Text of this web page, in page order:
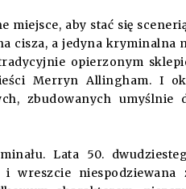
miejsce, aby stać się
cisza, a jedyna kryminalna
opierzonym
Merryn Allingham. I
zbudowanych umyślnie
Lata 50.
i wreszcie niespodziewana